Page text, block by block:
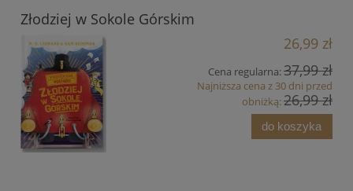
Złodziej w Sokole Górskim
26,99 zł
Cena regularna:37,99 zł
Najniższa cena z 30 dni przed
obniżką:26,99 zł
do koszyka